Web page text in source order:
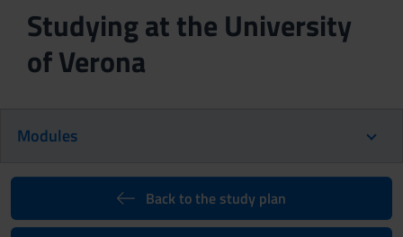
Studying at the University
of Verona
Modules
Back to the study plan